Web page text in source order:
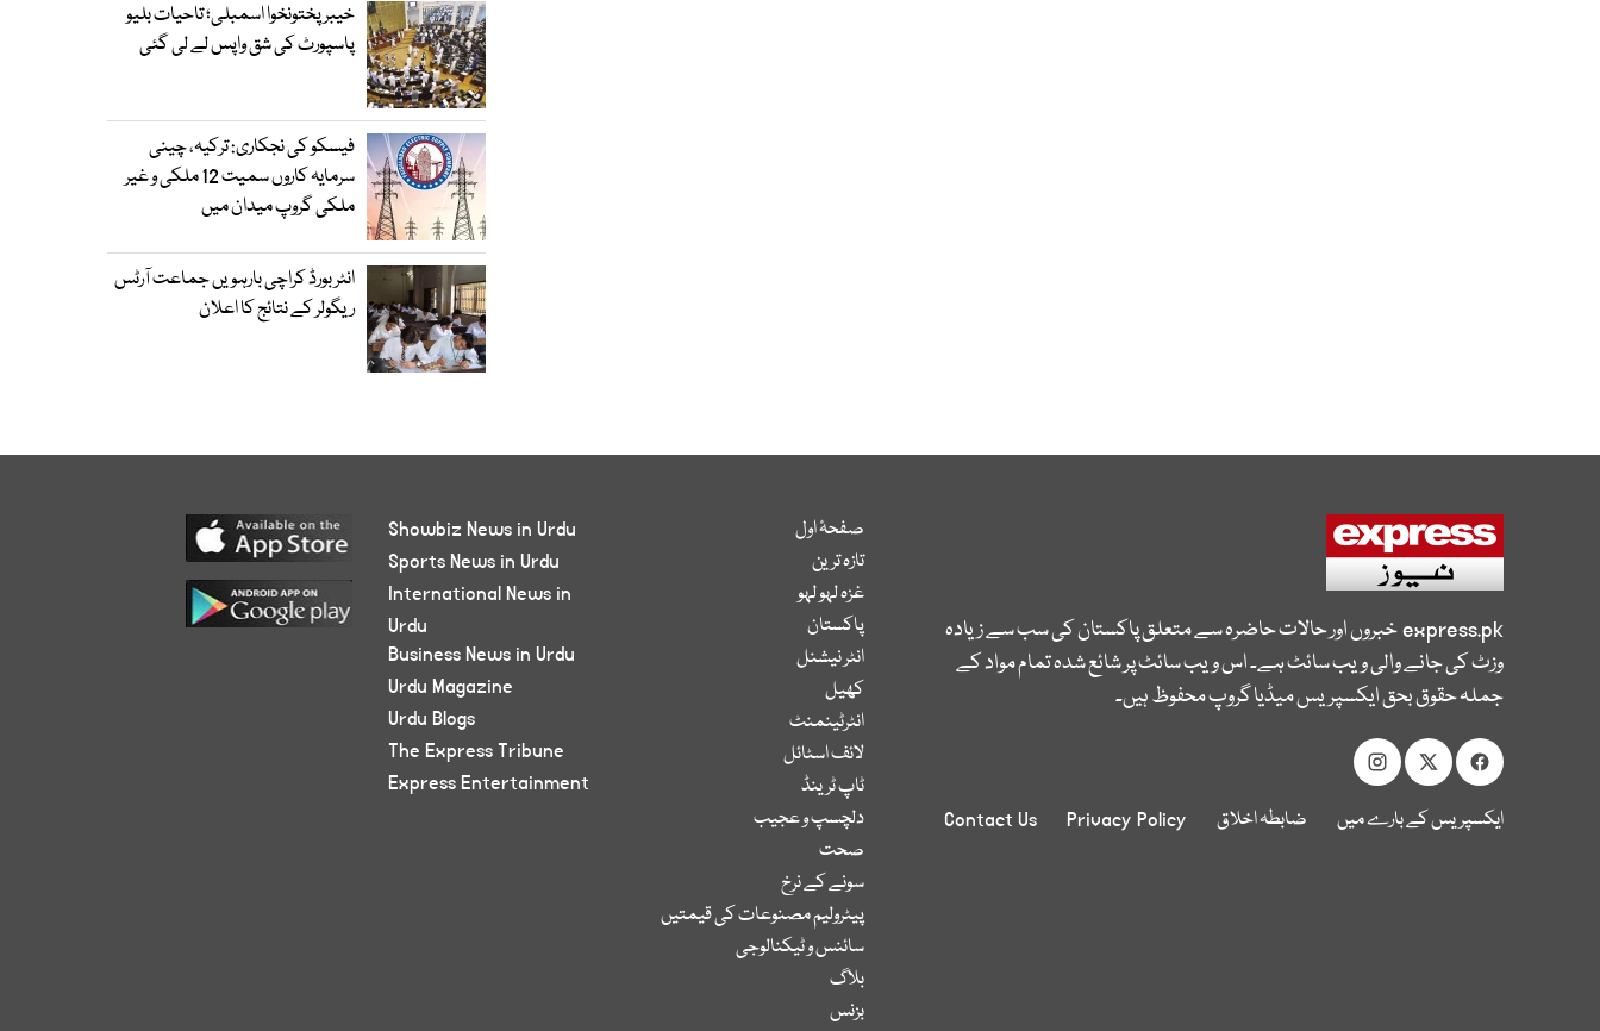
خیبرپختونخوا اسمبلی؛ تاحیات بلیو
پاسپورٹ کی شق واپس لے لی گئی
فیسکو کی نجکاری: ترکیہ، چینی
سرمایہ کاروں سمیت 12 ملکی و غیر
ملکی گروپ میدان میں
انٹر بورڈ کراچی بارہویں جماعت آرٹس
ریگولر کے نتائج کا اعلان
express.pkخبروں اور حالات حاضرہ سے متعلق پاکستان کی سب سے زیادہ
وزٹ کی جانے والی ویب سائٹ ہے۔ اس ویب سائٹ پر شائع شدہ تمام مواد کے
جملہ حقوق بحق ایکسپریس میڈیا گروپ محفوظ ہیں۔
ایکسپریس کے بارے میں ضابطہ اخلاق Privacy Policy
Contact Us
صفحۂ اول
تازہ ترین
غزہ لہو لہو
پاکستان
انٹر نیشنل
کھیل
انٹرٹینمنٹ
لائف اسٹائل
ٹاپ ٹرینڈ
دلچسپ و عجیب
صحت
سونے کے نرخ
پیٹرولیم مصنوعات کی قیمتیں
سائنس و ٹیکنالوجی
بلاگ
بزنس
Showbiz News in Urdu
Sports News in Urdu
International News in
Urdu
Business News in Urdu
Urdu Magazine
Urdu Blogs
The Express Tribune
Express Entertainment